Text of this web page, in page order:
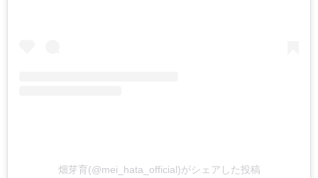
畑芽育(@mei_hata_official)がシェアした投稿